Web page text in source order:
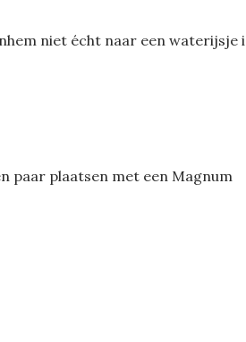
niet écht naar een waterijsje
paar plaatsen met een Magnum